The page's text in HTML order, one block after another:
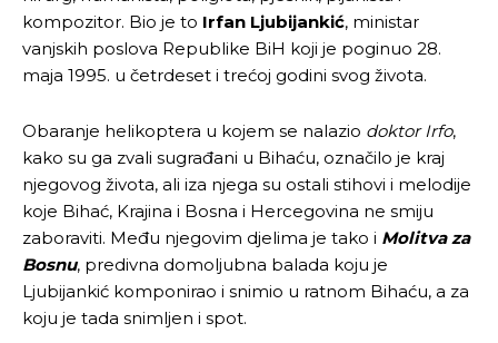
kompozitor. Bio je to Irfan Ljubijankić, ministar
vanjskih poslova Republike BiH koji je poginuo 28.
maja 1995. u četrdeset i trećoj godini svog života.
Obaranje helikoptera u kojem se nalazio doktor Irfo,
kako su ga zvali sugrađani u Bihaću, označilo je kraj
njegovog života, ali iza njega su ostali stihovi i melodije
koje Bihać, Krajina i Bosna i Hercegovina ne smiju
zaboraviti. Među njegovim djelima je tako i Molitva za
Bosnu, predivna domoljubna balada koju je
Ljubijankić komponirao i snimio u ratnom Bihaću, a za
koju je tada snimljen i spot.